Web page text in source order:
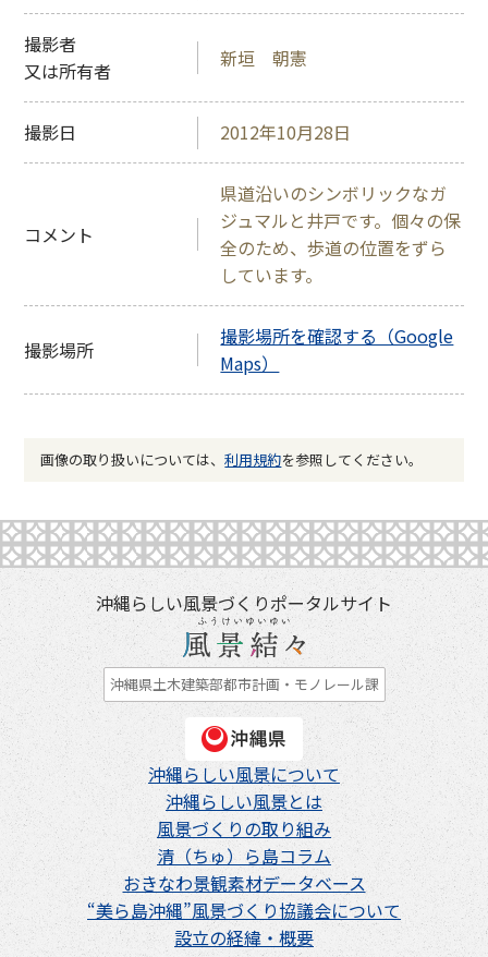
撮影者
又は所有者
新垣 朝憲
撮影日 2012年10月28日
コメント
県道沿いのシンボリックなガ
ジュマルと井戸です。個々の保
全のため、歩道の位置をずら
しています。
撮影場所
撮影場所を確認する（Google
Maps）
画像の取り扱いについては、利用規約を参照してください。
沖縄らしい風景づくりポータルサイト
沖縄県土木建築部都市計画・モノレール課
沖縄らしい風景について
沖縄らしい風景とは
風景づくりの取り組み
清（ちゅ）ら島コラム
おきなわ景観素材データベース
“美ら島沖縄”風景づくり協議会について
設立の経緯・概要